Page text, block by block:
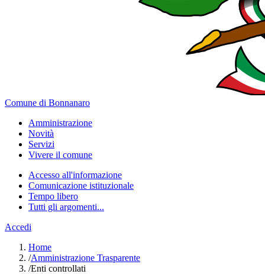
Comune di Bonnanaro
Amministrazione
Novità
Servizi
Vivere il comune
Accesso all'informazione
Comunicazione istituzionale
Tempo libero
Tutti gli argomenti...
Accedi
Home
/Amministrazione Trasparente
/Enti controllati